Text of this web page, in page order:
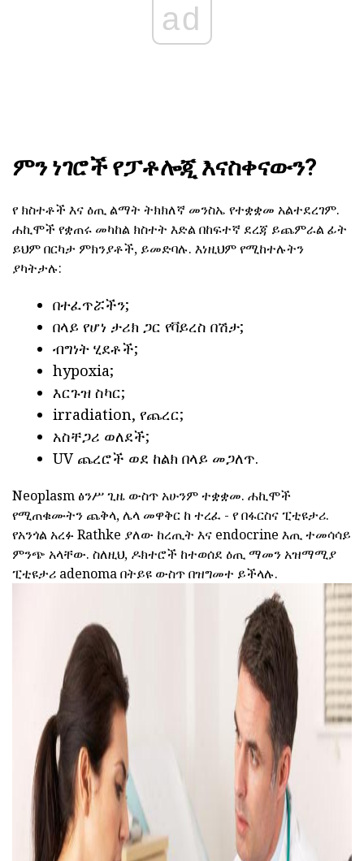
ad
ምን ነገሮች የፓቶሎጂ እናስቀናውን?
የ ክስተቶች እና ዕጢ ልማት ትክክለኛ መንስኤ የተቋቋመ አልተደረገም.
ሐኪሞች የቋጠሩ መካከል ክስተት እድል በከፍተኛ ደረጃ ይጨምራል ፊት
ይህም በርካታ ምክንያቶች, ይመድባሉ. እነዚህም የሚከተሉትን
ያካትታሉ:
በተፈጥሯችን;
በላይ የሆነ ታሪክ ጋር የቫይረስ በሽታ;
ብግነት ሂደቶች;
hypoxia;
እርጉዝ ስካር;
irradiation, የጨረር;
አስቸጋሪ ወለደች;
UV ጨረሮች ወደ ከልክ በላይ መጋለጥ.
Neoplasm ፅንሥ ጊዜ ውስጥ አሁንም ተቋቋመ. ሐኪሞች
የሚጠቁሙትን ጨቅላ, ሌላ መዋቅር ከ ተረፈ - የ በፋርስና ፒቲዩታሪ.
የአንጎል አረፉ Rathke ያለው ከረጢት እና endocrine እጢ ተመሳሳይ
ምንጭ አላቸው. ስለዚህ, ዶክተሮች ከተወሰደ ዕጢ ማመን አዝማሚያ
ፒቲዩታሪ adenoma በትይዩ ውስጥ በዝግመተ ይችላሉ.